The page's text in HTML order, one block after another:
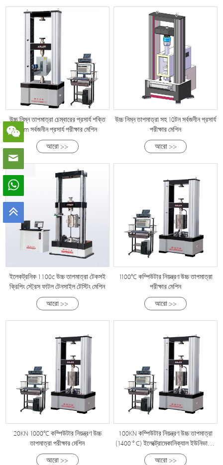
উচ্চ নিম্ন তাপমাত্রা চেম্বারের প্রসার্য শক্তি
utm সর্বজনীন প্রসার্য পরীক্ষার মেশিন
আরো >>
উচ্চ নিম্ন তাপমাত্রা সহ 10টন সর্বজনীন প্রসার্য
পরীক্ষার মেশিন
আরো >>
ইলেকট্রনিক 1100c উচ্চ তাপমাত্রা টেকসই
ক্রিপিং স্ট্রেস ফাটল টেনসাইল টেস্টিং মেশিন
আরো >>
1100℃ কম্পিউটার নিয়ন্ত্রণ উচ্চ তাপমাত্রা
পরীক্ষার মেশিন
আরো >>
20KN 1000℃ কম্পিউটার নিয়ন্ত্রণ উচ্চ
তাপমাত্রা পরীক্ষার মেশিন
আরো >>
100KN কম্পিউটার নিয়ন্ত্রণ উচ্চ তাপমাত্রা
(1400 ° C) ইলেক্ট্রোমেকানিক্যাল ইউনিভার্সাল
টেস্টিং মেশিন
আরো >>